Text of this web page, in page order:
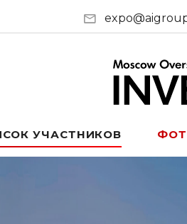
УЧАСТНИКОВ